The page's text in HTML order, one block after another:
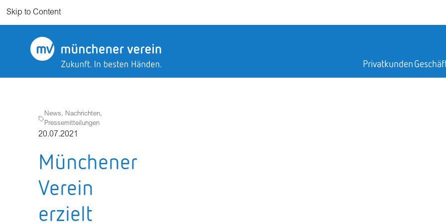
Skip to Content
Privatkunden
News, Nachrichten,
Pressemitteilungen
20.07.2021
Münchener
Verein
erzielt